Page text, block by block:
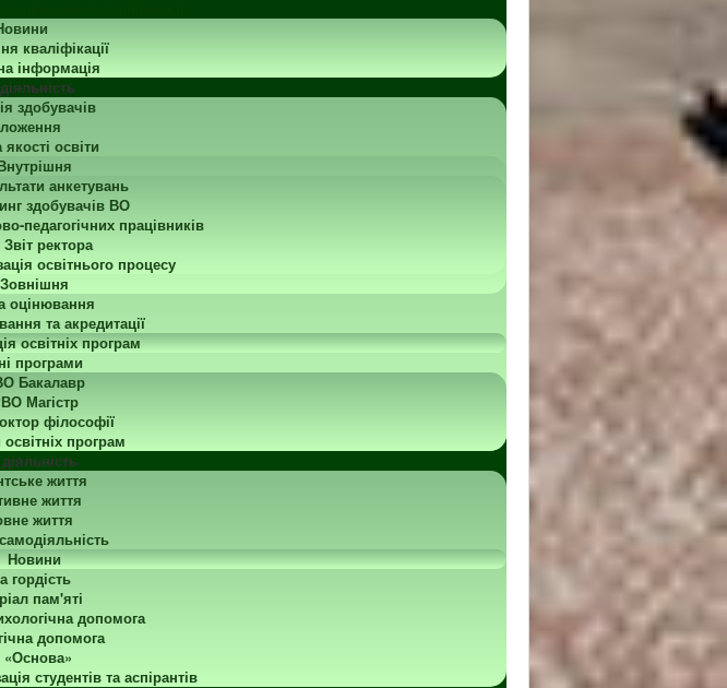
кваліфікації
інформація
здобувачів
освіти
анкетувань
здобувачів ВО
педагогічних працівників
Звіт ректора
освітнього процесу
Зовнішня
оцінювання
та акредитації
освітніх програм
програми
Бакалавр
Магістр
філософії
програм
життя
життя
життя
Новини
гордість
пам'яті
допомога
допомога
студентів та аспірантів